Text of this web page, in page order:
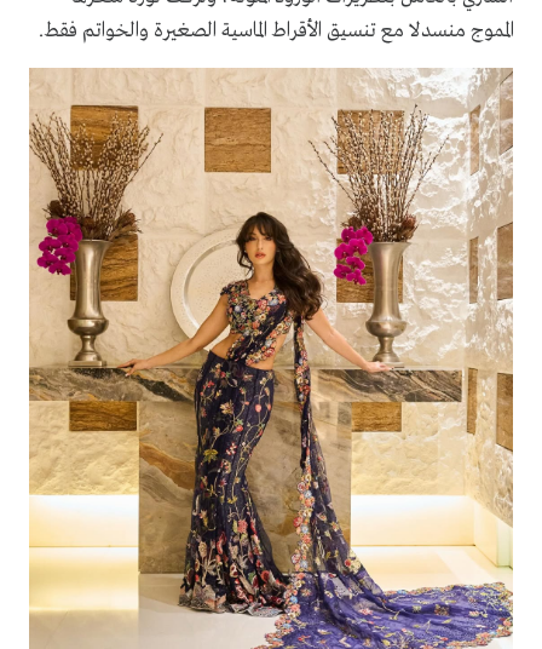
المموج منسدلا مع تنسيق الأقراط الماسية الصغيرة والخواتم فقط.